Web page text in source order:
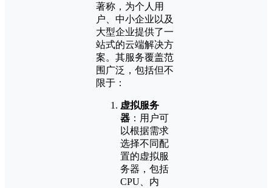
著称，为个人用
户、中小企业以及
大型企业提供了一
站式的云端解决方
案。其服务覆盖范
围广泛，包括但不
限于：
虚拟服务
器 ：用户可
以根据需求
选择不同配
置的虚拟服
务器，包括
CPU、内